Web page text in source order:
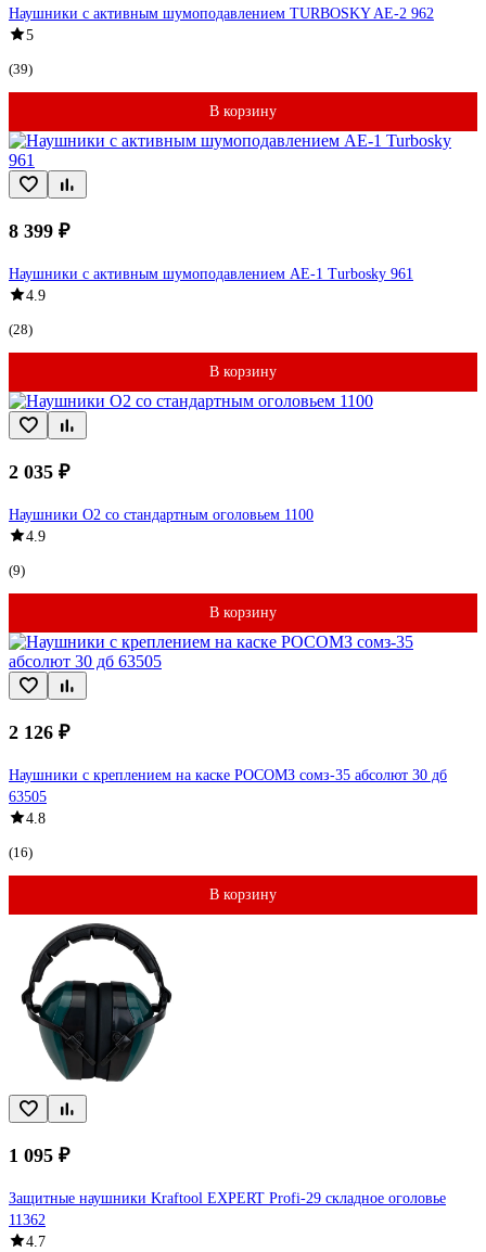
Наушники с активным шумоподавлением TURBOSKY AE-2 962
5
(39)
В корзину
8 399 ₽
Наушники с активным шумоподавлением AE-1 Turbosky 961
4.9
(28)
В корзину
2 035 ₽
Наушники О2 со стандартным оголовьем 1100
4.9
(9)
В корзину
2 126 ₽
Наушники с креплением на каске РОСОМЗ сомз-35 абсолют 30 дб
63505
4.8
(16)
В корзину
1 095 ₽
Защитные наушники Kraftool EXPERT Profi-29 складное оголовье
11362
4.7